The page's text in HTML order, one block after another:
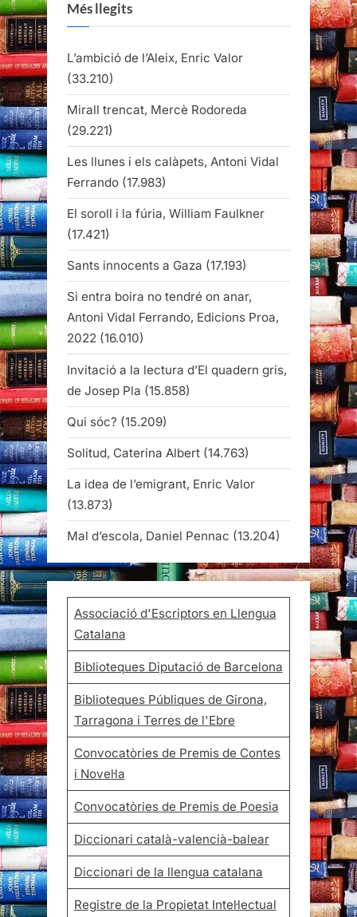
Més llegits
L’ambició de l’Aleix, Enric Valor
(33.210)
Mirall trencat, Mercè Rodoreda
(29.221)
Les llunes i els calàpets, Antoni Vidal
Ferrando (17.983)
El soroll i la fúria, William Faulkner
(17.421)
Sants innocents a Gaza (17.193)
Si entra boira no tendré on anar,
Antoni Vidal Ferrando, Edicions Proa,
2022 (16.010)
Invitació a la lectura d’El quadern gris,
de Josep Pla (15.858)
Qui sóc? (15.209)
Solitud, Caterina Albert (14.763)
La idea de l’emigrant, Enric Valor
(13.873)
Mal d’escola, Daniel Pennac (13.204)
Associació d'Escriptors en Llengua
Catalana
Biblioteques Diputació de Barcelona
Biblioteques Públiques de Girona,
Tarragona i Terres de l'Ebre
Convocatòries de Premis de Contes
i Novel·la
Convocatòries de Premis de Poesia
Diccionari català-valencià-balear
Diccionari de la llengua catalana
Registre de la Propietat Intel·lectual